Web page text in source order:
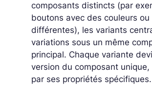
composants distincts (par
boutons avec des couleurs ou
différentes), les variants
variations sous un même
principal. Chaque variante
version du composant
par ses propriétés